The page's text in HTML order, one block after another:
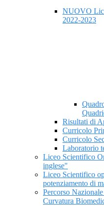
NUOVO
2022-2023
Risultati di
Curricolo
Curricolo
Laboratorio
Liceo Scientifico
inglese"
Liceo Scientifico
potenziamento di
Percorso
Curvatura